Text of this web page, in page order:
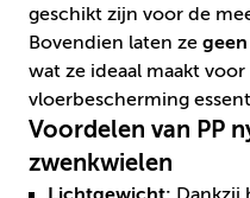
geschikt zijn voor de
Bovendien laten ze
wat ze ideaal maakt
vloerbescherming
Voordelen van PP
zwenkwielen